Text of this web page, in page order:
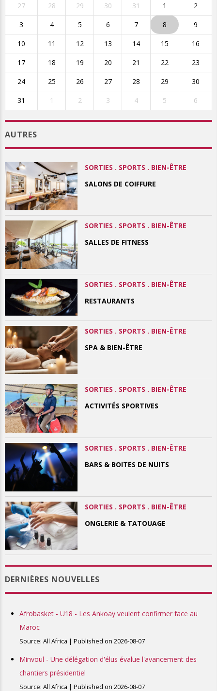
27 28 29 30 31 1 2
3 4 5 6 7 8 9
10 11 12 13 14 15 16
17 18 19 20 21 22 23
24 25 26 27 28 29 30
31 1 2 3 4 5 6
AUTRES
SORTIES . SPORTS . BIEN-ÊTRE
SALONS DE COIFFURE
SORTIES . SPORTS . BIEN-ÊTRE
SALLES DE FITNESS
SORTIES . SPORTS . BIEN-ÊTRE
RESTAURANTS
SORTIES . SPORTS . BIEN-ÊTRE
SPA & BIEN-ÊTRE
SORTIES . SPORTS . BIEN-ÊTRE
ACTIVITÉS SPORTIVES
SORTIES . SPORTS . BIEN-ÊTRE
BARS & BOITES DE NUITS
SORTIES . SPORTS . BIEN-ÊTRE
ONGLERIE & TATOUAGE
DERNIÈRES NOUVELLES
Afrobasket - U18 - Les Ankoay veulent confirmer face au
Maroc
Source: All Africa Published on 2026-08-07
Minvoul - Une délégation d'élus évalue l'avancement des
chantiers présidentiel
Source: All Africa Published on 2026-08-07